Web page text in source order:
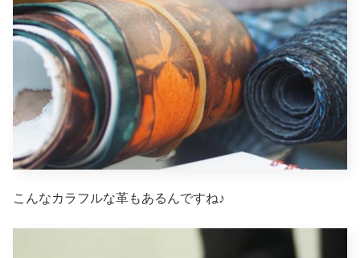
こんなカラフルな革もあるんですね♪